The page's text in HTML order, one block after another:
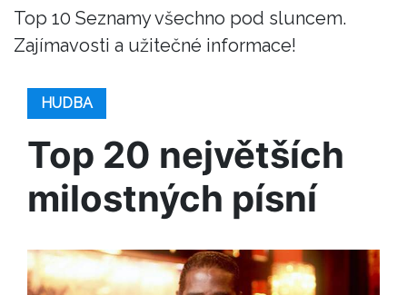
Top 10 Seznamy všechno pod sluncem.
Zajímavosti a užitečné informace!
HUDBA
Top 20 největších
milostných písní